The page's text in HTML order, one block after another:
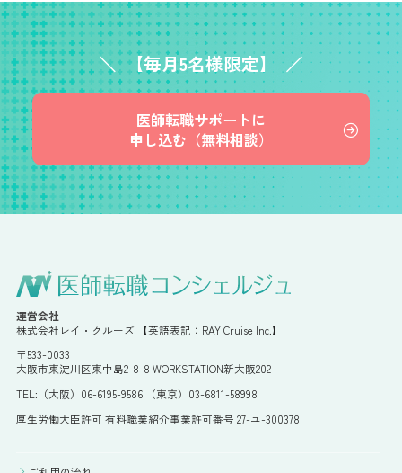
【毎月5名様限定】
医師転職サポートに
申し込む（無料相談）
運営会社
株式会社レイ・クルーズ 【英語表記：RAY Cruise Inc.】
〒533-0033
大阪市東淀川区東中島2-8-8 WORKSTATION新大阪202
TEL:（大阪）06-6195-9586 （東京）03-6811-58998
厚生労働大臣許可 有料職業紹介事業許可番号 27-ユ-300378